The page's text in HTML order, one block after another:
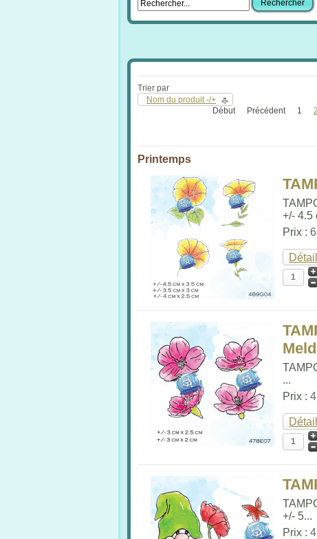
Trier par
Nom du produit -/+
Début Précédent 1 2
Printemps
+/- 4.5
Prix :
...
Prix :
+/- 5...
Prix :